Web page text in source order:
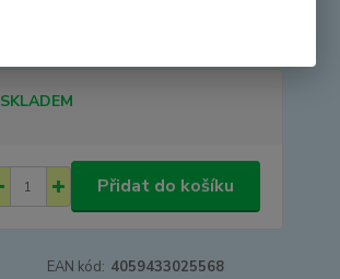
SKLADEM
Přidat do košíku
EAN kód: 4059433025568